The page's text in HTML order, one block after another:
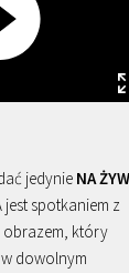
jedynie NA
jest spotkaniem z
obrazem, który
dowolnym